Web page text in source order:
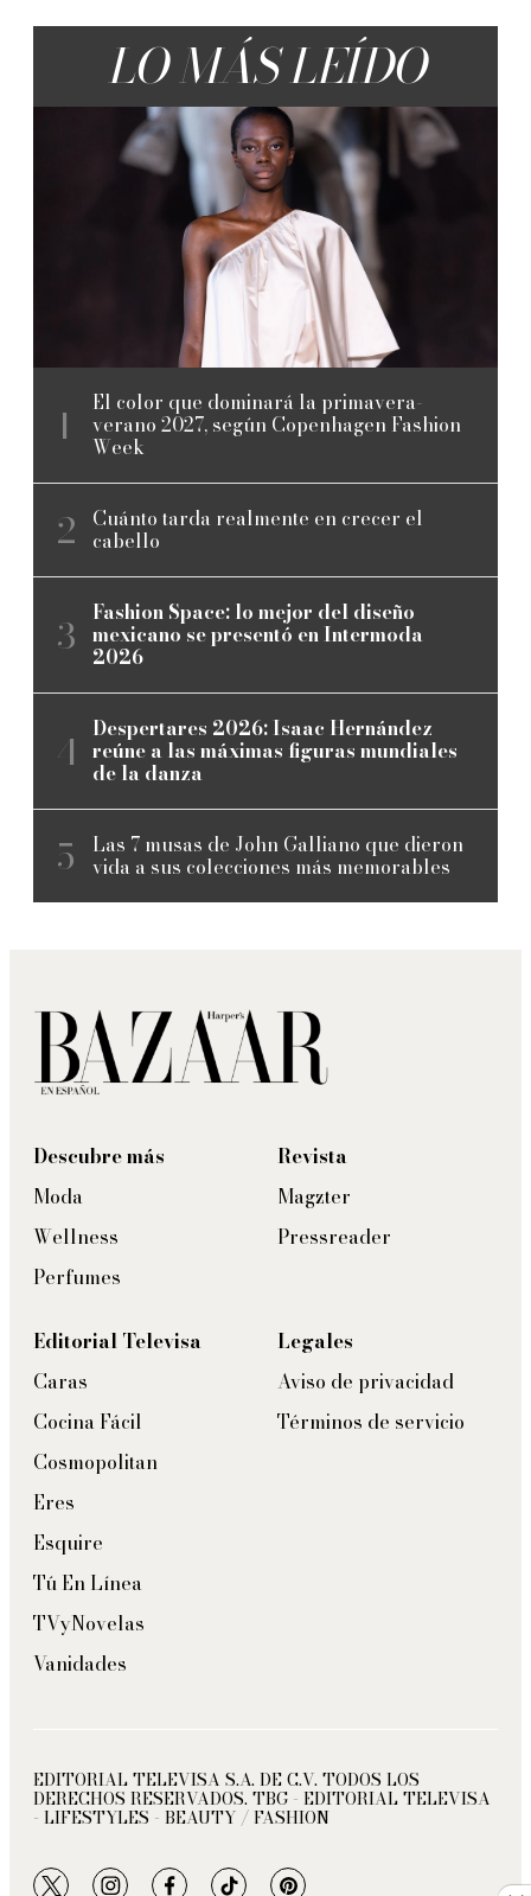
LO MÁS LEÍDO
El color que dominará la primavera-
verano 2027, según Copenhagen Fashion
Week
Cuánto tarda realmente en crecer el
cabello
Fashion Space: lo mejor del diseño
mexicano se presentó en Intermoda
2026
Despertares 2026: Isaac Hernández
reúne a las máximas figuras mundiales
de la danza
Las 7 musas de John Galliano que dieron
vida a sus colecciones más memorables
Descubre más
Moda
Wellness
Perfumes
Revista
Magzter
Pressreader
Editorial Televisa
Caras
Cocina Fácil
Cosmopolitan
Eres
Esquire
Tú En Línea
TVyNovelas
Vanidades
Legales
Aviso de privacidad
Términos de servicio
EDITORIAL TELEVISA S.A. DE C.V. TODOS LOS
DERECHOS RESERVADOS. TBG - EDITORIAL TELEVISA
- LIFESTYLES - BEAUTY / FASHION